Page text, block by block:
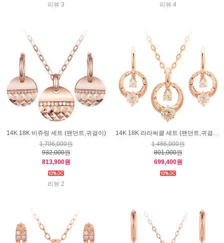
리뷰 3 리뷰 4
14K 18K 비쥬링 세트 (팬던트,귀걸이)
1,706,000원
932,000원
813,900원
리뷰 2
14K 18K 라라써클 세트 (팬던트,귀걸이)
1,466,000원
801,000원
699,400원